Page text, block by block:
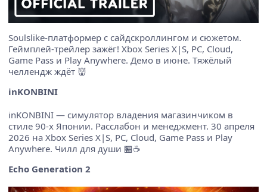
Soulslike-платформер с сайдскроллингом и сюжетом.
Геймплей-трейлер зажёг! Xbox Series X|S, PC, Cloud,
Game Pass и Play Anywhere. Демо в июне. Тяжёлый
челлендж ждёт 👹
inKONBINI
inKONBINI — симулятор владения магазинчиком в
стиле 90-х Японии. Расслабон и менеджмент. 30 апреля
2026 на Xbox Series X|S, PC, Cloud, Game Pass и Play
Anywhere. Чилл для души 🏪☕
Echo Generation 2